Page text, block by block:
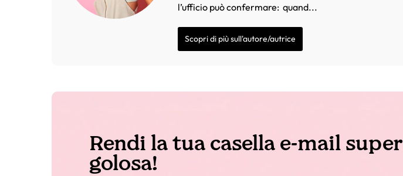
l’ufficio può confermare: quand...
Scopri di più sull'autore/autrice
Rendi la tua casella e-mail super
golosa!